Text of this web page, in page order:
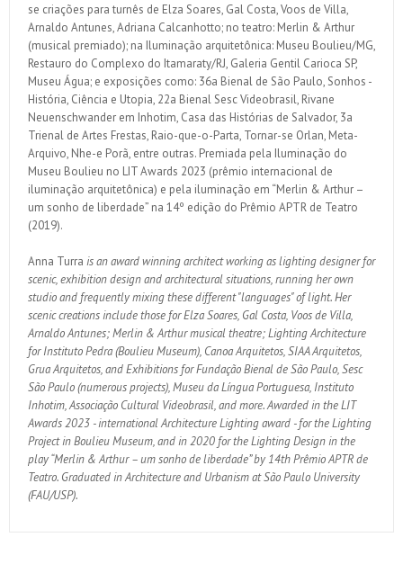
se criações para turnês de Elza Soares, Gal Costa, Voos de Villa,
Arnaldo Antunes, Adriana Calcanhotto; no teatro: Merlin & Arthur
(musical premiado); na Iluminação arquitetônica: Museu Boulieu/MG,
Restauro do Complexo do Itamaraty/RJ, Galeria Gentil Carioca SP,
Museu Água; e exposições como: 36a Bienal de São Paulo, Sonhos -
História, Ciência e Utopia, 22a Bienal Sesc Videobrasil, Rivane
Neuenschwander em Inhotim, Casa das Histórias de Salvador, 3a
Trienal de Artes Frestas, Raio-que-o-Parta, Tornar-se Orlan, Meta-
Arquivo, Nhe-e Porã, entre outras. Premiada pela Iluminação do
Museu Boulieu no LIT Awards 2023 (prêmio internacional de
iluminação arquitetônica) e pela iluminação em “Merlin & Arthur –
um sonho de liberdade” na 14º edição do Prêmio APTR de Teatro
(2019).
Anna Turra is an award winning architect working as lighting designer for
scenic, exhibition design and architectural situations, running her own
studio and frequently mixing these different "languages" of light. Her
scenic creations include those for Elza Soares, Gal Costa, Voos de Villa,
Arnaldo Antunes; Merlin & Arthur musical theatre; Lighting Architecture
for Instituto Pedra (Boulieu Museum), Canoa Arquitetos, SIAA Arquitetos,
Grua Arquitetos, and Exhibitions for Fundação Bienal de São Paulo, Sesc
São Paulo (numerous projects), Museu da Língua Portuguesa, Instituto
Inhotim, Associação Cultural Videobrasil, and more. Awarded in the LIT
Awards 2023 - international Architecture Lighting award - for the Lighting
Project in Boulieu Museum, and in 2020 for the Lighting Design in the
play “Merlin & Arthur – um sonho de liberdade” by 14th Prêmio APTR de
Teatro. Graduated in Architecture and Urbanism at São Paulo University
(FAU/USP).